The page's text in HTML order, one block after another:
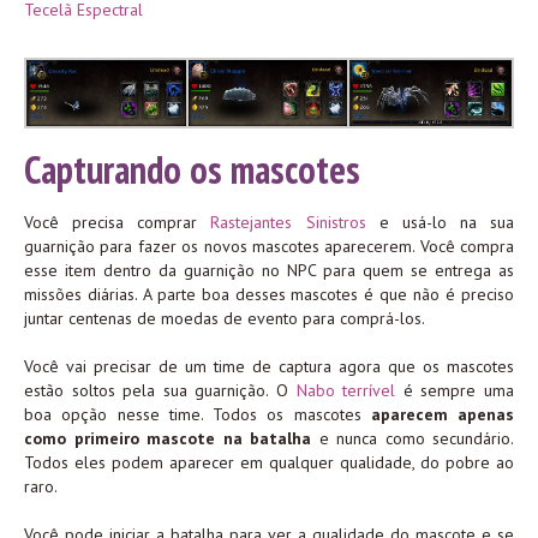
Tecelã Espectral
Capturando os mascotes
Você precisa comprarRastejantes Sinistros e usá-lo na sua
guarnição para fazer os novos mascotes aparecerem. Você compra
esse item dentro da guarnição no NPC para quem se entrega as
missões diárias. A parte boa desses mascotes é que não é preciso
juntar centenas de moedas de evento para comprá-los.
Você vai precisar de um time de captura agora que os mascotes
estão soltos pela sua guarnição. O Nabo terrível é sempre uma
boa opção nesse time. Todos os mascotes aparecem apenas
como primeiro mascote na batalha e nunca como secundário.
Todos eles podem aparecer em qualquer qualidade, do pobre ao
raro.